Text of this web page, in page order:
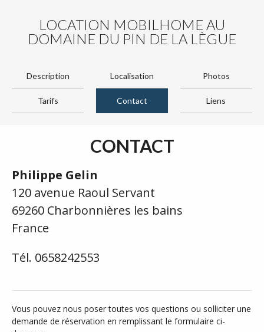
LOCATION MOBILHOME AU
DOMAINE DU PIN DE LA LÈGUE
Description Localisation Photos
Tarifs Contact Liens
CONTACT
Philippe Gelin
120 avenue Raoul Servant
69260 Charbonnières les bains
France
Tél. 0658242553
Vous pouvez nous poser toutes vos questions ou solliciter une
demande de réservation en remplissant le formulaire ci-